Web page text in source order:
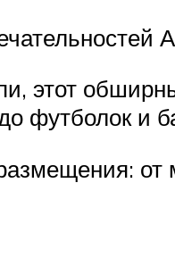
этот
футболок и